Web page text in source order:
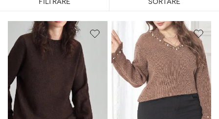
Cele mai noi produse
Cel mai mic pret
Cel mai mare pret
Cea mai mare reducere